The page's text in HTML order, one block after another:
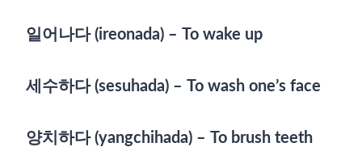
일어나다 (ireonada) – To wake up
세수하다 (sesuhada) – To wash one’s face
양치하다 (yangchihada) – To brush teeth